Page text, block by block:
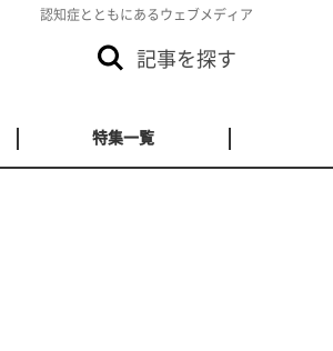
認知症とともにあるウェブメディア
記事を探す
特集一覧